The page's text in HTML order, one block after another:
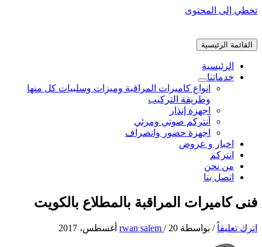
تخطي إلى المحتوى
القائمة الرئيسية
الرئيسية
خدماتنا
انواع كاميرات المراقبة وميزات وسلبيات كل منها
وطريقة التركيب
اجهزة إنذار
أنتركم صوتي ومرئي
اجهزة حضور وانصراف
اخبار و عروض
انتركم
من نحن
اتصل بنا
فنى كاميرات المراقبة بالمطلاع بالكويت
اترك تعليقاً / بواسطة rwan salem / 20 أغسطس، 2017